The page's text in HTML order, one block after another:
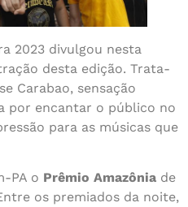
2023 divulgou nesta
desta edição. Trata-
Carabao, sensação
por encantar o público no
para as músicas que
PA o Prêmio Amazônia de
os premiados da noite,